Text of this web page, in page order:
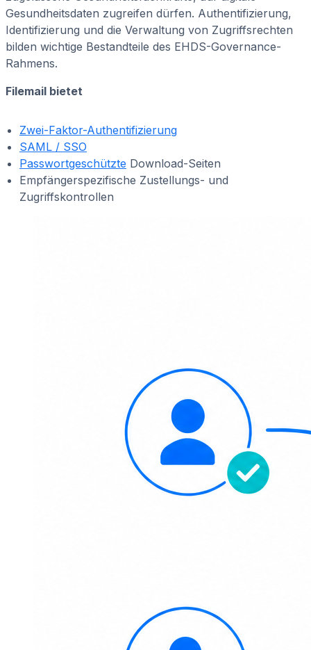
Gesundheitsdaten zugreifen dürfen. Authentifizierung,
Identifizierung und die Verwaltung von Zugriffsrechten
bilden wichtige Bestandteile des EHDS-Governance-
Rahmens.
Filemail bietet
Zwei-Faktor-Authentifizierung
SAML / SSO
Passwortgeschützte Download-Seiten
Empfängerspezifische Zustellungs- und
Zugriffskontrollen